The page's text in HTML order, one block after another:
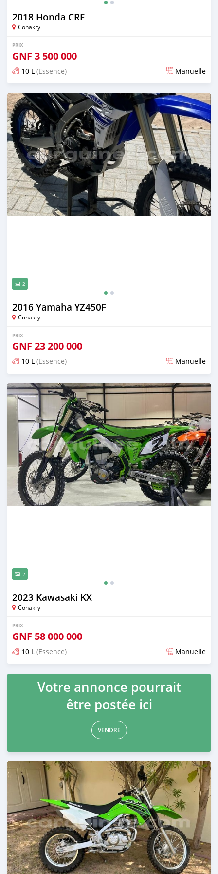
2018 Honda CRF
Conakry
PRIX
GNF 3 500 000
10 L (Essence) Manuelle
Publié il y a environ 2 ans
2
2016 Yamaha YZ450F
Conakry
PRIX
GNF 23 200 000
10 L (Essence) Manuelle
Publié il y a environ 2 ans
2
2023 Kawasaki KX
Conakry
PRIX
GNF 58 000 000
10 L (Essence) Manuelle
Publié il y a environ 2 ans
Votre annonce pourrait
être postée ici
VENDRE